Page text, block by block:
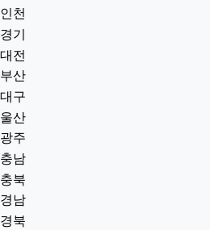
인천
경기
대전
부산
대구
울산
광주
충남
충북
경남
경북